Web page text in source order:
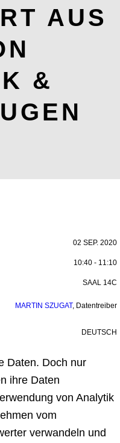
AUS
&
02 SEP. 2020
10:40 - 11:10
SAAL 14C
MARTIN SZUGAT, Datentreiber
DEUTSCH
Daten. Doch nur
ihre Daten
von Analytik
vom
verwandeln und